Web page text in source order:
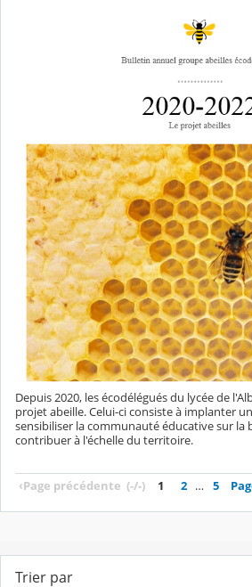
Depuis 2020, les écodélégués du lycée de
projet abeille. Celui-ci consiste à implanter
sensibiliser la communauté éducative sur la
contribuer à l'échelle du territoire.
‹Page précédente (-/-) 1 2 … 5
Trier par